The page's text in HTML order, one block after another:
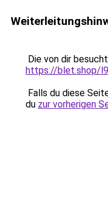
Die von dir
https://blet.shop/
Falls du diese
du zur vorherigen